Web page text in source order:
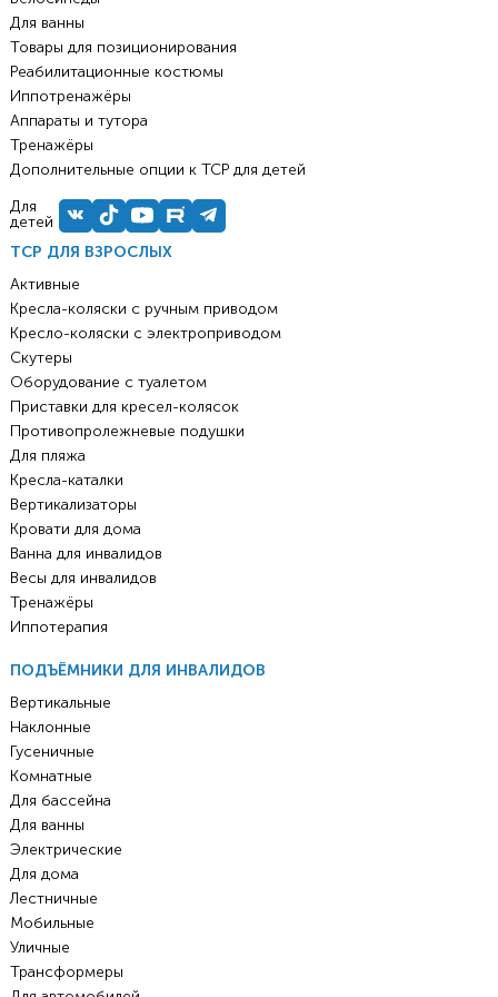
ТСР ДЛЯ ВЗРОСЛЫХ
Активные
Кресла-коляски с ручным приводом
Кресло-коляски с электроприводом
Скутеры
Оборудование с туалетом
Приставки для кресел-колясок
Противопролежневые подушки
Для пляжа
Кресла-каталки
Вертикализаторы
Кровати для дома
Ванна для инвалидов
Весы для инвалидов
Тренажёры
Иппотерапия
ПОДЪЁМНИКИ ДЛЯ ИНВАЛИДОВ
Вертикальные
Наклонные
Гусеничные
Комнатные
Для бассейна
Для ванны
Электрические
Для дома
Лестничные
Мобильные
Уличные
Трансформеры
Для ванны
Товары для позиционирования
Реабилитационные костюмы
Иппотренажёры
Аппараты и тутора
Тренажёры
Дополнительные опции к ТСР для детей
Для
детей